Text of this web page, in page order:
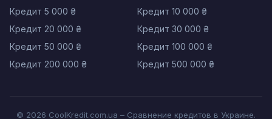
Кредит 5 000 ₴
Кредит 10 000 ₴
Кредит 20 000 ₴
Кредит 30 000 ₴
Кредит 50 000 ₴
Кредит 100 000 ₴
Кредит 200 000 ₴
Кредит 500 000 ₴
© 2026 CoolKredit.com.ua – Сравнение кредитов в Украине.